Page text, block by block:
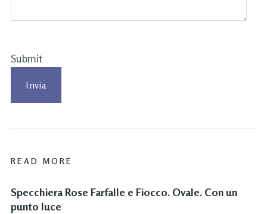
Submit
READ MORE
Specchiera Rose Farfalle e Fiocco. Ovale. Con un
punto luce